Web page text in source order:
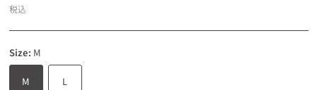
税込
Size: M
M L